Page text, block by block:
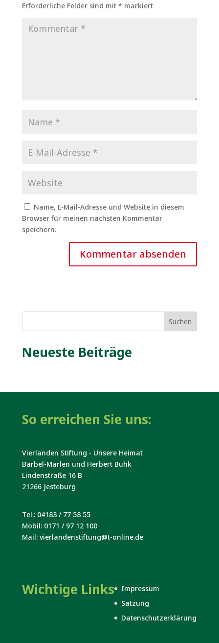
Erforderliche Felder sind mit * markiert
Name, E-Mail-Adresse und Website in diesem
Browser für meinen nächsten Kommentar
speichern.
Suchen
Neueste Beiträge
So erreichen Sie uns:
Vierlanden Stiftung - Unsere Heimat
Bärbel-Marlen und Herbert Buhk
Lindenstraße 16 B
21266 Jesteburg
Tel.: 04183 / 77 58 55
Mobil: 0171 / 97 12 100
Mail: vierlandenstiftung@t-online.de
Wichtige Links
Impressum
Satzung
Datenschutzerklärung